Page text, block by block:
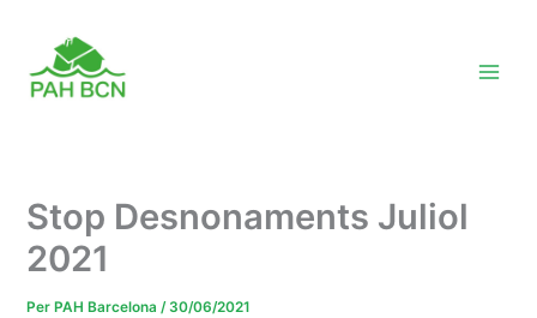
contingut
Stop Desnonaments Juliol
2021
Per PAH Barcelona/ 30/06/2021